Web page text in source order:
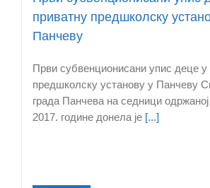
приватну предшколску
Панчеву
Први субвенционисани упис деце у
предшколску установу у Панчеву
града Панчева на седници
2017. године донела је [...]